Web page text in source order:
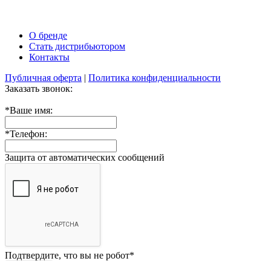
О бренде
Стать дистрибьютором
Контакты
Публичная оферта | Политика конфиденциальности
Заказать звонок:
*Ваше имя:
*Телефон:
Защита от автоматических сообщений
Подтвердите, что вы не робот*